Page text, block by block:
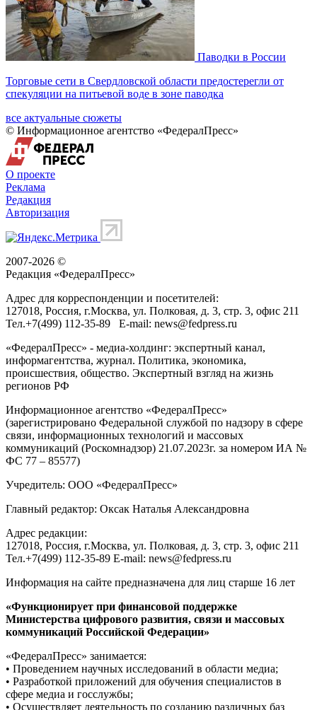
Паводки в России
Торговые сети в Свердловской области предостерегли от
спекуляции на питьевой воде в зоне паводка
все актуальные сюжеты
© Информационное агентство «ФедералПресс»
О проекте
Реклама
Редакция
Авторизация
2007-2026 ©
Редакция «ФедералПресс»
Адрес для корреспонденции и посетителей:
127018, Россия, г.Москва, ул. Полковая, д. 3, стр. 3, офис 211
Тел.+7(499) 112-35-89 E-mail: news@fedpress.ru
«ФедералПресс» - медиа-холдинг: экспертный канал,
информагентства, журнал. Политика, экономика,
происшествия, общество. Экспертный взгляд на жизнь
регионов РФ
Информационное агентство «ФедералПресс»
(зарегистрировано Федеральной службой по надзору в сфере
связи, информационных технологий и массовых
коммуникаций (Роскомнадзор) 21.07.2023г. за номером ИА №
ФС 77 – 85577)
Учредитель: ООО «ФедералПресс»
Главный редактор: Оксак Наталья Александровна
Адрес редакции:
127018, Россия, г.Москва, ул. Полковая, д. 3, стр. 3, офис 211
Тел.+7(499) 112-35-89 E-mail: news@fedpress.ru
Информация на сайте предназначена для лиц старше 16 лет
«Функционирует при финансовой поддержке
Министерства цифрового развития, связи и массовых
коммуникаций Российской Федерации»
«ФедералПресс» занимается:
• Проведением научных исследований в области медиа;
• Разработкой приложений для обучения специалистов в
сфере медиа и госслужбы;
• Осуществляет деятельность по созданию различных баз